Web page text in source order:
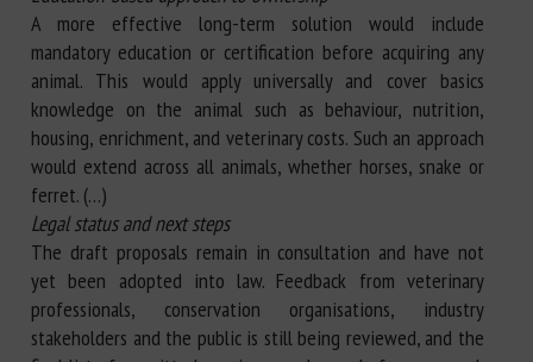
A more effective long-term solution would include
mandatory education or certification before acquiring any
animal. This would apply universally and cover basics
knowledge on the animal such as behaviour, nutrition,
housing, enrichment, and veterinary costs. Such an approach
would extend across all animals, whether horses, snake or
ferret. (…)
Legal status and next steps
The draft proposals remain in consultation and have not
yet been adopted into law. Feedback from veterinary
professionals, conservation organisations, industry
stakeholders and the public is still being reviewed, and the